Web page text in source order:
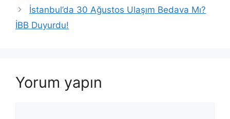
İstanbul’da 30 Ağustos Ulaşım Bedava Mı?
İBB Duyurdu!
Yorum yapın